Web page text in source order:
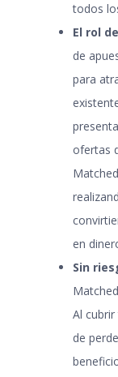
todos
El rol
de
para
ofertas
en
Sin
Al
de